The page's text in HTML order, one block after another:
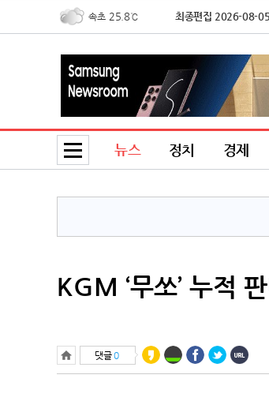
속초 25.8℃
동두천 33.9℃
32.8℃
대관령 23.3℃
32.1℃
서울 34.7℃
울릉도 28.2℃
수원 34.3℃
최종편집 2026-08-
뉴스 정치 경제
KGM ‘무쏘’ 누적
댓글0